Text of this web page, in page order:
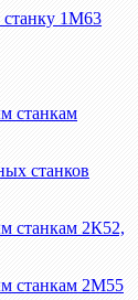
станку 1М63
станкам
станков
станкам 2К52,
станкам 2М55